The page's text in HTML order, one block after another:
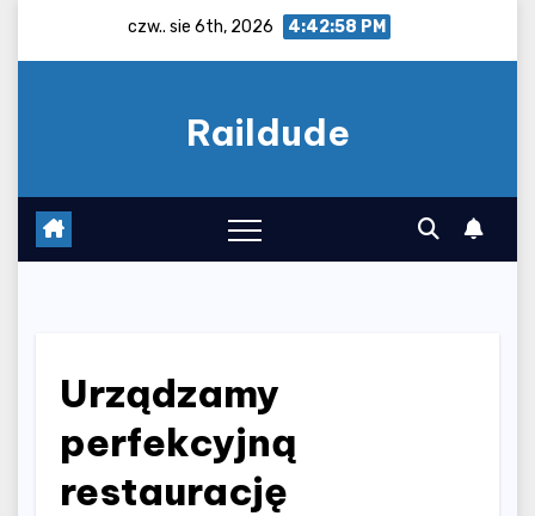
czw.. sie 6th, 2026 4:42:59 PM
Raildude
Urządzamy
perfekcyjną
restaurację